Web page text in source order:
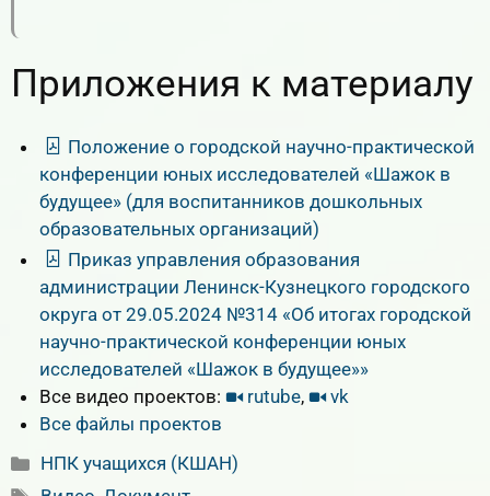
Приложения к материалу
Положение о городской научно-практической
конференции юных исследователей «Шажок в
будущее» (для воспитанников дошкольных
образовательных организаций)
Приказ управления образования
администрации Ленинск-Кузнецкого городского
округа от 29.05.2024 №314 «Об итогах городской
научно-практической конференции юных
исследователей «Шажок в будущее»»
Все видео проектов:
rutube,
vk
Все файлы проектов
Рубрики
НПК учащихся (КШАН)